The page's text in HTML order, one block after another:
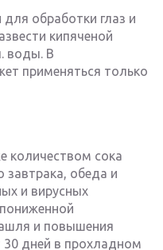
обработки глаз и
кипяченой
воды. В
применяться только
количеством сока
завтрака, обеда и
и вирусных
и повышения
30 дней в прохладном